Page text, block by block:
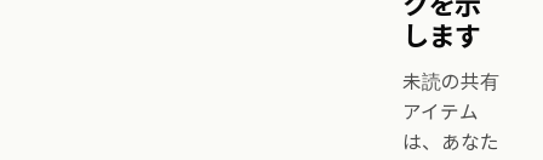
します
未読の共有
アイテム
は、あなた